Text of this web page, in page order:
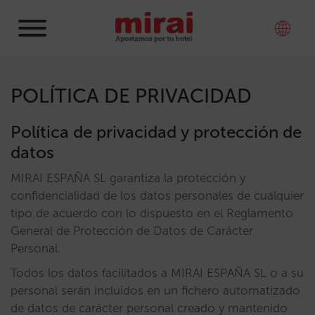
POLÍTICA DE PRIVACIDAD
Política de privacidad y protección de
datos
MIRAI ESPAÑA SL garantiza la protección y
confidencialidad de los datos personales de cualquier
tipo de acuerdo con lo dispuesto en el Reglamento
General de Protección de Datos de Carácter
Personal.
Todos los datos facilitados a MIRAI ESPAÑA SL o a su
personal serán incluidos en un fichero automatizado
de datos de carácter personal creado y mantenido